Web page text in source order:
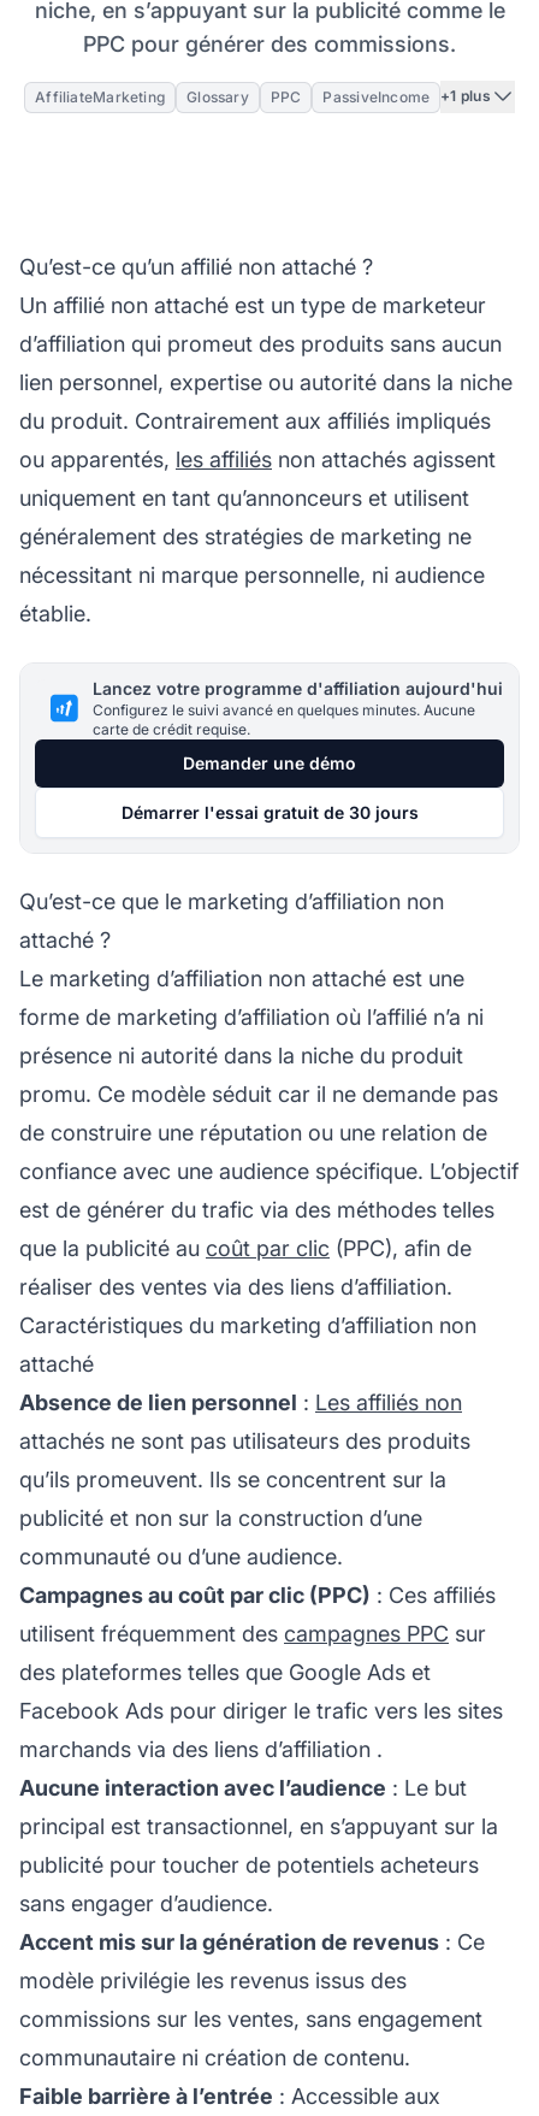
niche, en s’appuyant sur la publicité comme le
PPC pour générer des commissions.
AffiliateMarketing Glossary PPC PassiveIncome +1 plus
Qu’est-ce qu’un affilié non attaché ?
Un affilié non attaché est un type de marketeur
d’affiliation qui promeut des produits sans aucun
lien personnel, expertise ou autorité dans la niche
du produit. Contrairement aux affiliés impliqués
ou apparentés, les affiliés non attachés agissent
uniquement en tant qu’annonceurs et utilisent
généralement des stratégies de marketing ne
nécessitant ni marque personnelle, ni audience
établie.
Lancez votre programme d'affiliation aujourd'hui
Configurez le suivi avancé en quelques minutes. Aucune
carte de crédit requise.
Demander une démo
Démarrer l'essai gratuit de 30 jours
Qu’est-ce que le marketing d’affiliation non
attaché ?
Le marketing d’affiliation non attaché est une
forme de marketing d’affiliation où l’affilié n’a ni
présence ni autorité dans la niche du produit
promu. Ce modèle séduit car il ne demande pas
de construire une réputation ou une relation de
confiance avec une audience spécifique. L’objectif
est de générer du trafic via des méthodes telles
que la publicité au coût par clic (PPC), afin de
réaliser des ventes via des liens d’affiliation.
Caractéristiques du marketing d’affiliation non
attaché
Absence de lien personnel : Les affiliés non
attachés ne sont pas utilisateurs des produits
qu’ils promeuvent. Ils se concentrent sur la
publicité et non sur la construction d’une
communauté ou d’une audience.
Campagnes au coût par clic (PPC) : Ces affiliés
utilisent fréquemment des campagnes PPC sur
des plateformes telles que Google Ads et
Facebook Ads pour diriger le trafic vers les sites
marchands via des liens d’affiliation .
Aucune interaction avec l’audience : Le but
principal est transactionnel, en s’appuyant sur la
publicité pour toucher de potentiels acheteurs
sans engager d’audience.
Accent mis sur la génération de revenus : Ce
modèle privilégie les revenus issus des
commissions sur les ventes, sans engagement
communautaire ni création de contenu.
Faible barrière à l’entrée : Accessible aux